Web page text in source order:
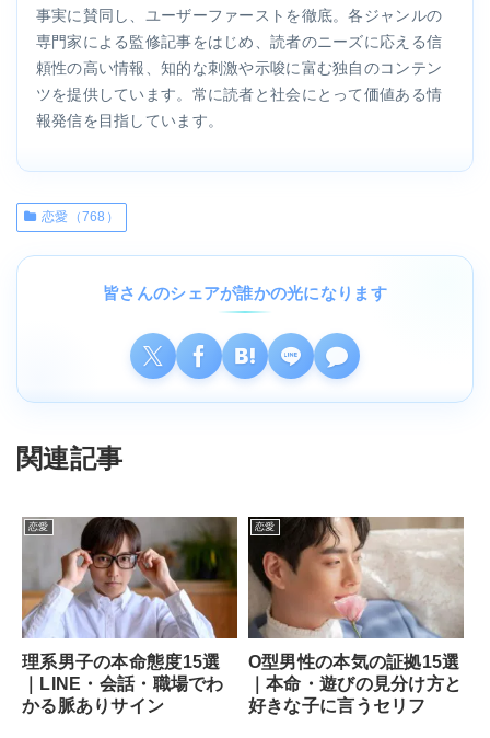
事実に賛同し、ユーザーファーストを徹底。各ジャンルの
専門家による監修記事をはじめ、読者のニーズに応える信
頼性の高い情報、知的な刺激や示唆に富む独自のコンテン
ツを提供しています。常に読者と社会にとって価値ある情
報発信を目指しています。
恋愛（768）
皆さんのシェアが誰かの光になります
関連記事
恋愛
理系男子の本命態度15選
｜LINE・会話・職場でわ
かる脈ありサイン
恋愛
O型男性の本気の証拠15選
｜本命・遊びの見分け方と
好きな子に言うセリフ